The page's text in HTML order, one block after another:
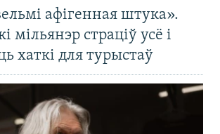
афігенная штука».
мільянэр страціў усё і
хаткі для турыстаў